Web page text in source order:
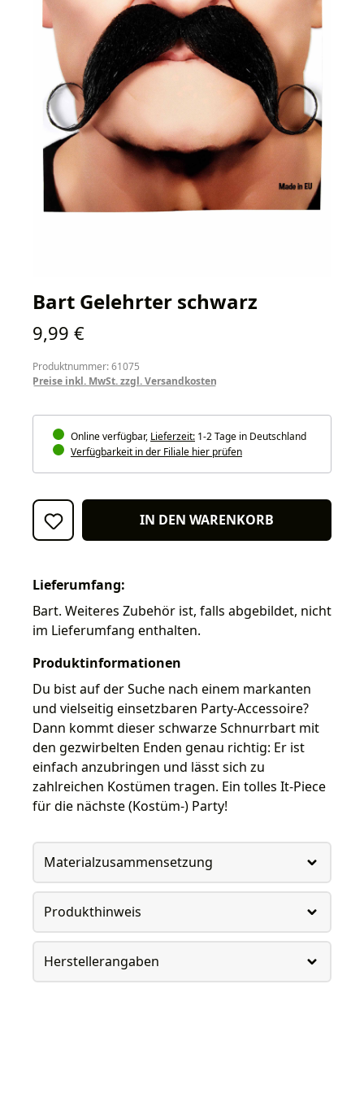
Bart Gelehrter schwarz
Regulärer Preis:
9,99 €
Produktnummer: 61075
Preise inkl. MwSt. zzgl. Versandkosten
Online verfügbar, Lieferzeit: 1-2 Tage in Deutschland
Verfügbarkeit in der Filiale hier prüfen
IN DEN WARENKORB
Lieferumfang:
Bart. Weiteres Zubehör ist, falls abgebildet, nicht
im Lieferumfang enthalten.
Produktinformationen
Du bist auf der Suche nach einem markanten
und vielseitig einsetzbaren Party-Accessoire?
Dann kommt dieser schwarze Schnurrbart mit
den gezwirbelten Enden genau richtig: Er ist
einfach anzubringen und lässt sich zu
zahlreichen Kostümen tragen. Ein tolles It-Piece
für die nächste (Kostüm-) Party!
Materialzusammensetzung
Produkthinweis
Herstellerangaben